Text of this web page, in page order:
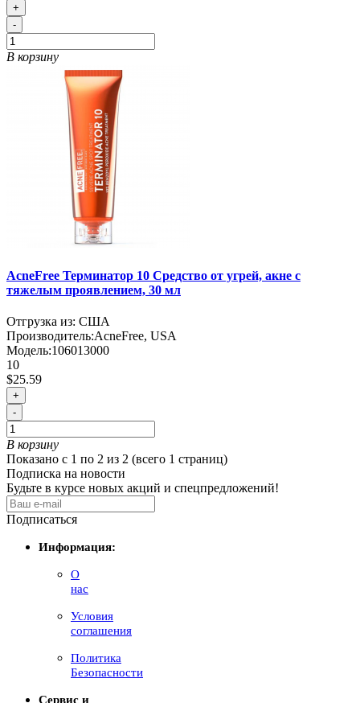
+
-
В корзину
AcneFree Терминатор 10 Средство от угрей, акне с
тяжелым проявлением, 30 мл
Отгрузка из: США
Производитель:AcneFree, USA
Модель:106013000
10
$25.59
+
-
В корзину
Показано с 1 по 2 из 2 (всего 1 страниц)
Подписка на новости
Будьте в курсе новых акций и спецпредложений!
Подписаться
Информация:
О
нас
Условия
соглашения
Политика
Безопасности
Сервис и